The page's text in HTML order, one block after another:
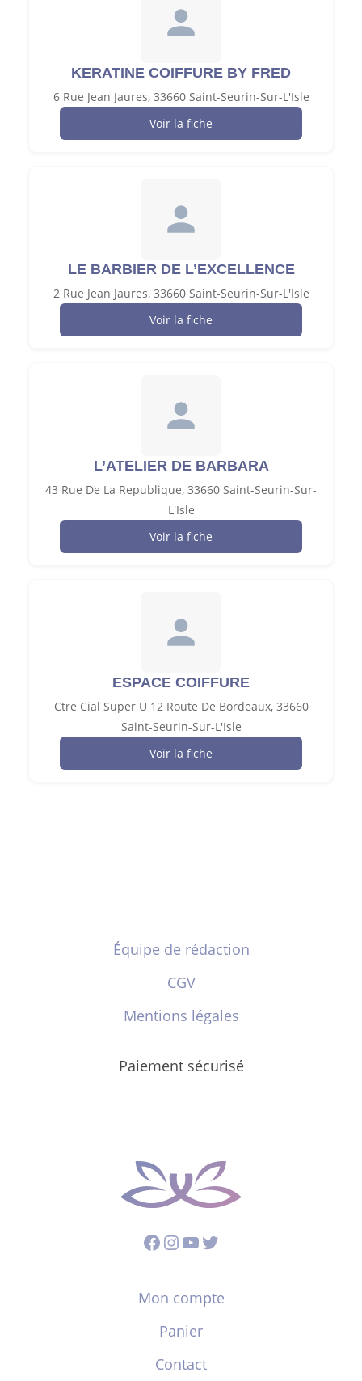
KERATINE COIFFURE BY FRED
6 Rue Jean Jaures, 33660 Saint-Seurin-Sur-L'Isle
Voir la fiche
LE BARBIER DE L’EXCELLENCE
2 Rue Jean Jaures, 33660 Saint-Seurin-Sur-L'Isle
Voir la fiche
L’ATELIER DE BARBARA
43 Rue De La Republique, 33660 Saint-Seurin-Sur-
L'Isle
Voir la fiche
ESPACE COIFFURE
Ctre Cial Super U 12 Route De Bordeaux, 33660
Saint-Seurin-Sur-L'Isle
Voir la fiche
Équipe de rédaction
CGV
Mentions légales
Paiement sécurisé
Facebook
Instagram
YouTube
Twitter
Mon compte
Panier
Contact